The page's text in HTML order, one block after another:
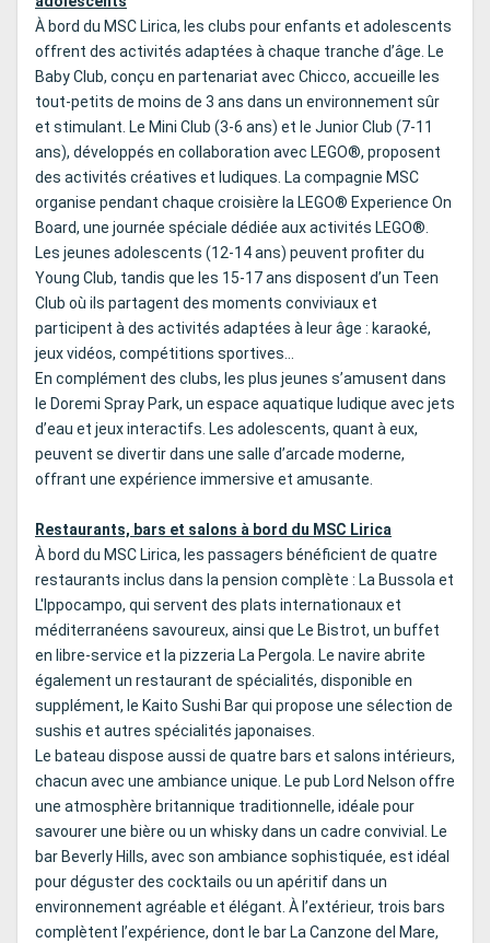
À bord du MSC Lirica, les clubs pour enfants et adolescents
offrent des activités adaptées à chaque tranche d’âge. Le
Baby Club, conçu en partenariat avec Chicco, accueille les
tout-petits de moins de 3 ans dans un environnement sûr
et stimulant. Le Mini Club (3-6 ans) et le Junior Club (7-11
ans), développés en collaboration avec LEGO®, proposent
des activités créatives et ludiques. La compagnie MSC
organise pendant chaque croisière la LEGO® Experience On
Board, une journée spéciale dédiée aux activités LEGO®.
Les jeunes adolescents (12-14 ans) peuvent profiter du
Young Club, tandis que les 15-17 ans disposent d’un Teen
Club où ils partagent des moments conviviaux et
participent à des activités adaptées à leur âge : karaoké,
jeux vidéos, compétitions sportives…
En complément des clubs, les plus jeunes s’amusent dans
le Doremi Spray Park, un espace aquatique ludique avec jets
d’eau et jeux interactifs. Les adolescents, quant à eux,
peuvent se divertir dans une salle d’arcade moderne,
offrant une expérience immersive et amusante.
Restaurants, bars et salons à bord du MSC Lirica
À bord du MSC Lirica, les passagers bénéficient de quatre
restaurants inclus dans la pension complète : La Bussola et
L'Ippocampo, qui servent des plats internationaux et
méditerranéens savoureux, ainsi que Le Bistrot, un buffet
en libre-service et la pizzeria La Pergola. Le navire abrite
également un restaurant de spécialités, disponible en
supplément, le Kaito Sushi Bar qui propose une sélection de
sushis et autres spécialités japonaises.
Le bateau dispose aussi de quatre bars et salons intérieurs,
chacun avec une ambiance unique. Le pub Lord Nelson offre
une atmosphère britannique traditionnelle, idéale pour
savourer une bière ou un whisky dans un cadre convivial. Le
bar Beverly Hills, avec son ambiance sophistiquée, est idéal
pour déguster des cocktails ou un apéritif dans un
environnement agréable et élégant. À l’extérieur, trois bars
complètent l’expérience, dont le bar La Canzone del Mare,